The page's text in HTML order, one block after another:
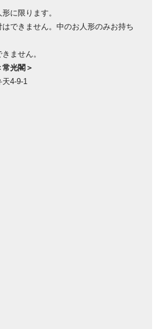
に限ります。
できません。中のお人形のみお持ち
ません。
光閣＞
4-9-1